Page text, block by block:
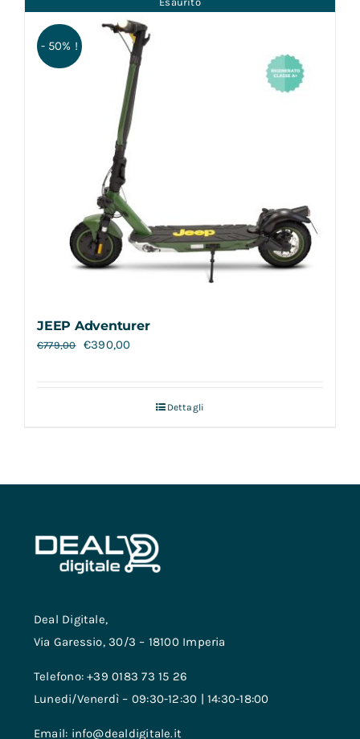
- 50% !
JEEP Adventurer
€779,00 €390,00
Dettagli
Deal Digitale,
Via Garessio, 30/3 – 18100 Imperia
Telefono: +39 0183 73 15 26
Lunedi/Venerdì – 09:30-12:30 | 14:30-18:00
Email: info@dealdigitale.it